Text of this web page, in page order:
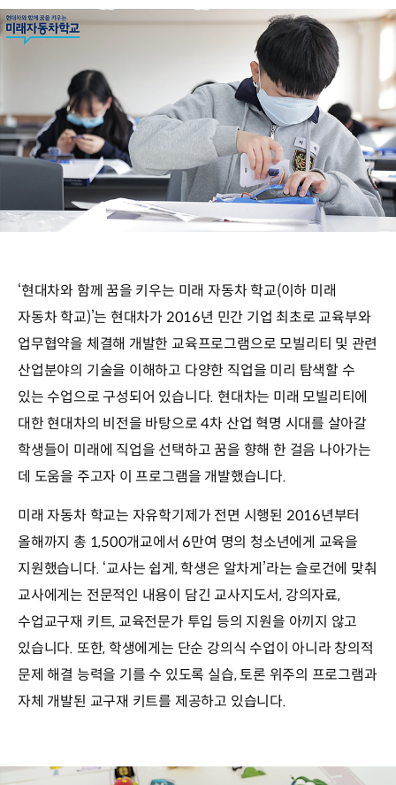
‘현대차와 함께 꿈을 키우는 미래 자동차 학교(이하 미래
자동차 학교)’는 현대차가 2016년 민간 기업 최초로 교육부와
업무협약을 체결해 개발한 교육프로그램으로 모빌리티 및 관련
산업분야의 기술을 이해하고 다양한 직업을 미리 탐색할 수
있는 수업으로 구성되어 있습니다. 현대차는 미래 모빌리티에
대한 현대차의 비전을 바탕으로 4차 산업 혁명 시대를 살아갈
학생들이 미래에 직업을 선택하고 꿈을 향해 한 걸음 나아가는
데 도움을 주고자 이 프로그램을 개발했습니다.
미래 자동차 학교는 자유학기제가 전면 시행된 2016년부터
올해까지 총 1,500개교에서 6만여 명의 청소년에게 교육을
지원했습니다. ‘교사는 쉽게, 학생은 알차게’라는 슬로건에 맞춰
교사에게는 전문적인 내용이 담긴 교사지도서, 강의자료,
수업교구재 키트, 교육전문가 투입 등의 지원을 아끼지 않고
있습니다. 또한, 학생에게는 단순 강의식 수업이 아니라 창의적
문제 해결 능력을 기를 수 있도록 실습, 토론 위주의 프로그램과
자체 개발된 교구재 키트를 제공하고 있습니다.